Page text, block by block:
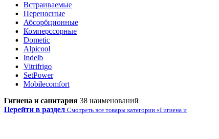
Встраиваемые
Переносные
Абсорбционные
Комперссорные
Dometic
Alpicool
Indelb
Vitrifrigo
SetPower
Mobilecomfort
Гигиена и санитария 38 наименований
Перейти в раздел Смотреть все товары категории «Гигиена и